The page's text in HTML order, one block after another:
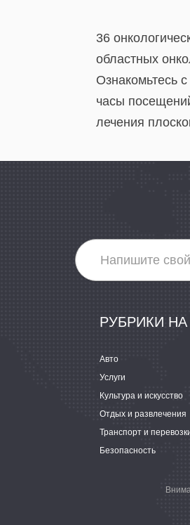
36
областных
Ознакомьтесь
часы
лечения
РУБРИКИ
Авто
Услуги
Культура и искусство
Отдых и развлечения
Транспорт и
Безопасность